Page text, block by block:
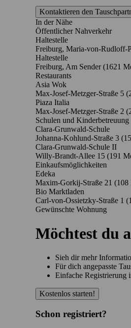
Kontaktieren den
In der Nähe
Öffentlicher Nahverkehr
Haltestelle
Freiburg, Maria-von-Rudloff-
Haltestelle
Freiburg, Am Sender (1621
Restaurants
Asia Wok
Max-Josef-Metzger-Straße 5
Piaza Italia
Max-Josef-Metzger-Straße 2
Schulen und Kinderbetreuung
Clara-Grunwald-Schule
Johanna-Kohlund-Straße 3
Clara-Grunwald-Schule II
Willy-Brandt-Allee 15 (191
Einkaufsmöglichkeiten
Edeka
Maxim-Gorkij-Straße 21 (108
Bio Marktladen
Carl-von-Ossietzky-Straße 1
Gewünschte Wohnung
Möchtest du
Sieh dir mehr
Für dich angepasste
Einfache Registrierung
Kostenlos starten!
Schon registriert?